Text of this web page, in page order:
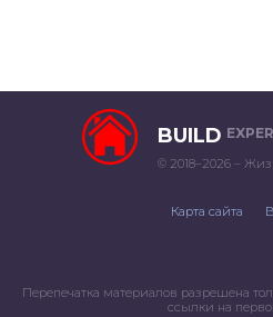
BUILD
© 2018–2026 –
Карта сайта
Перепечатка материалов разрешена
ссылки на